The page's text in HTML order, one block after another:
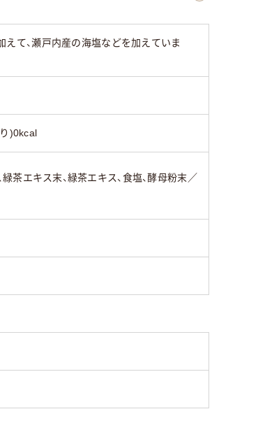
て、瀬戸内産の海塩などを加えていま
)0kcal
緑茶エキス末、緑茶エキス、食塩、酵母粉末／